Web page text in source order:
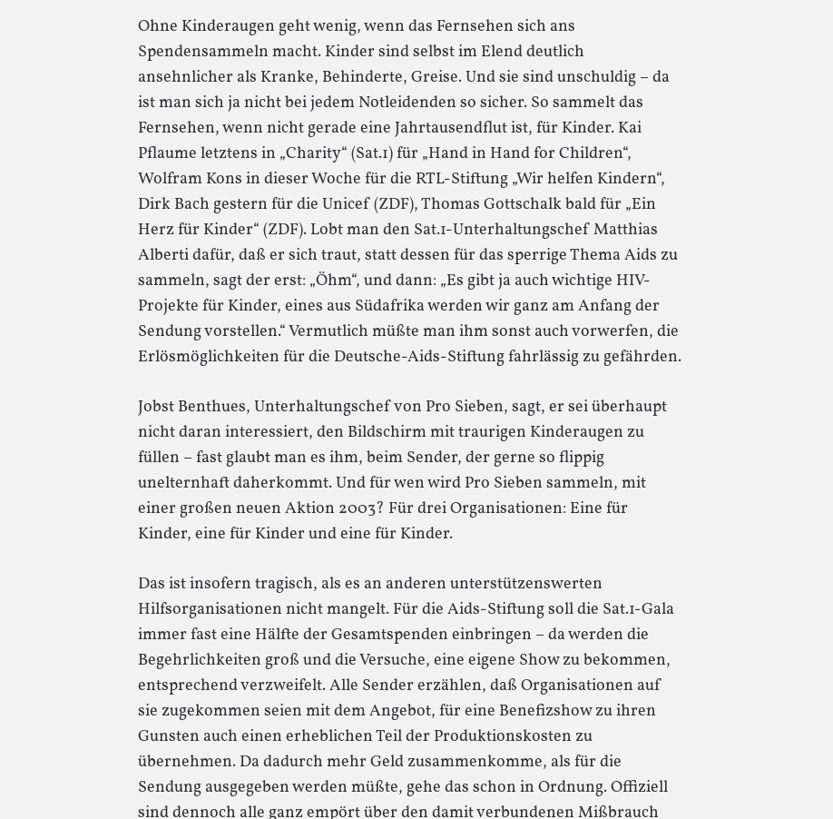
Ohne Kinderaugen geht wenig, wenn das Fernsehen sich ans
Spendensammeln macht. Kinder sind selbst im Elend deutlich
ansehnlicher als Kranke, Behinderte, Greise. Und sie sind unschuldig – da
ist man sich ja nicht bei jedem Notleidenden so sicher. So sammelt das
Fernsehen, wenn nicht gerade eine Jahrtausendflut ist, für Kinder. Kai
Pflaume letztens in „Charity“ (Sat.1) für „Hand in Hand for Children“,
Wolfram Kons in dieser Woche für die RTL-Stiftung „Wir helfen Kindern“,
Dirk Bach gestern für die Unicef (ZDF), Thomas Gottschalk bald für „Ein
Herz für Kinder“ (ZDF). Lobt man den Sat.1-Unterhaltungschef Matthias
Alberti dafür, daß er sich traut, statt dessen für das sperrige Thema Aids zu
sammeln, sagt der erst: „Öhm“, und dann: „Es gibt ja auch wichtige HIV-
Projekte für Kinder, eines aus Südafrika werden wir ganz am Anfang der
Sendung vorstellen.“ Vermutlich müßte man ihm sonst auch vorwerfen, die
Erlösmöglichkeiten für die Deutsche-Aids-Stiftung fahrlässig zu gefährden.
Jobst Benthues, Unterhaltungschef von Pro Sieben, sagt, er sei überhaupt
nicht daran interessiert, den Bildschirm mit traurigen Kinderaugen zu
füllen – fast glaubt man es ihm, beim Sender, der gerne so flippig
unelternhaft daherkommt. Und für wen wird Pro Sieben sammeln, mit
einer großen neuen Aktion 2003? Für drei Organisationen: Eine für
Kinder, eine für Kinder und eine für Kinder.
Das ist insofern tragisch, als es an anderen unterstützenswerten
Hilfsorganisationen nicht mangelt. Für die Aids-Stiftung soll die Sat.1-Gala
immer fast eine Hälfte der Gesamtspenden einbringen – da werden die
Begehrlichkeiten groß und die Versuche, eine eigene Show zu bekommen,
entsprechend verzweifelt. Alle Sender erzählen, daß Organisationen auf
sie zugekommen seien mit dem Angebot, für eine Benefizshow zu ihren
Gunsten auch einen erheblichen Teil der Produktionskosten zu
übernehmen. Da dadurch mehr Geld zusammenkomme, als für die
Sendung ausgegeben werden müßte, gehe das schon in Ordnung. Offiziell
sind dennoch alle ganz empört über den damit verbundenen Mißbrauch